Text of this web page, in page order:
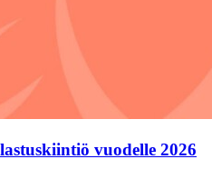
vuodelle 2026